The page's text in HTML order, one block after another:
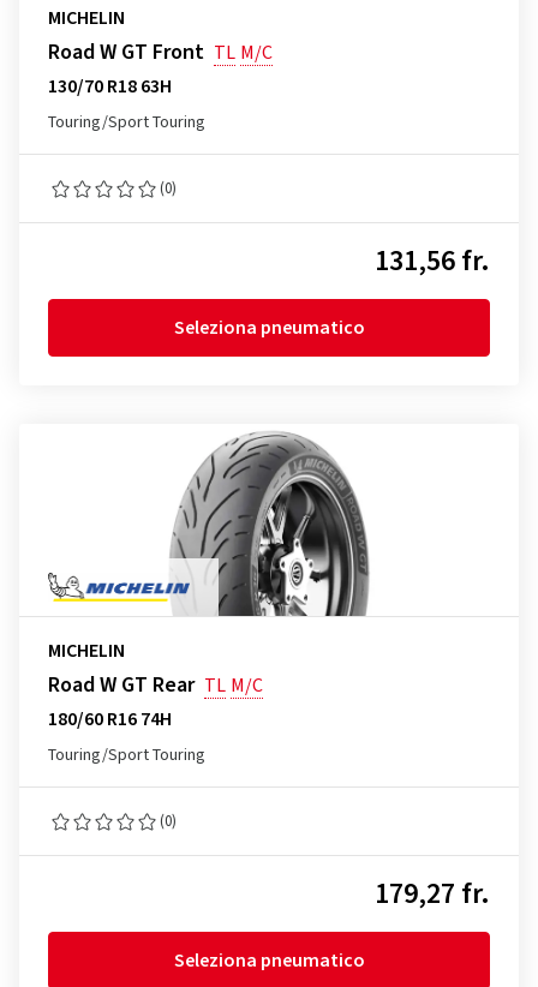
MICHELIN
Road W GT Front TL M/C
130/70 R18 63H
Touring/Sport Touring
(0)
131,56 fr.
Seleziona pneumatico
MICHELIN
Road W GT Rear TL M/C
180/60 R16 74H
Touring/Sport Touring
(0)
179,27 fr.
Seleziona pneumatico